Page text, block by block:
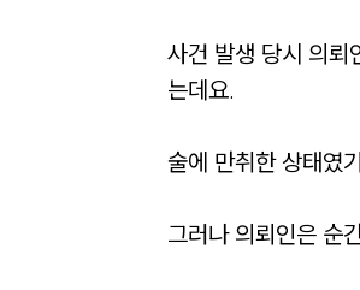
사건 발생 당시 의뢰
는데요.
술에 만취한 상태였
그러나 의뢰인은 순